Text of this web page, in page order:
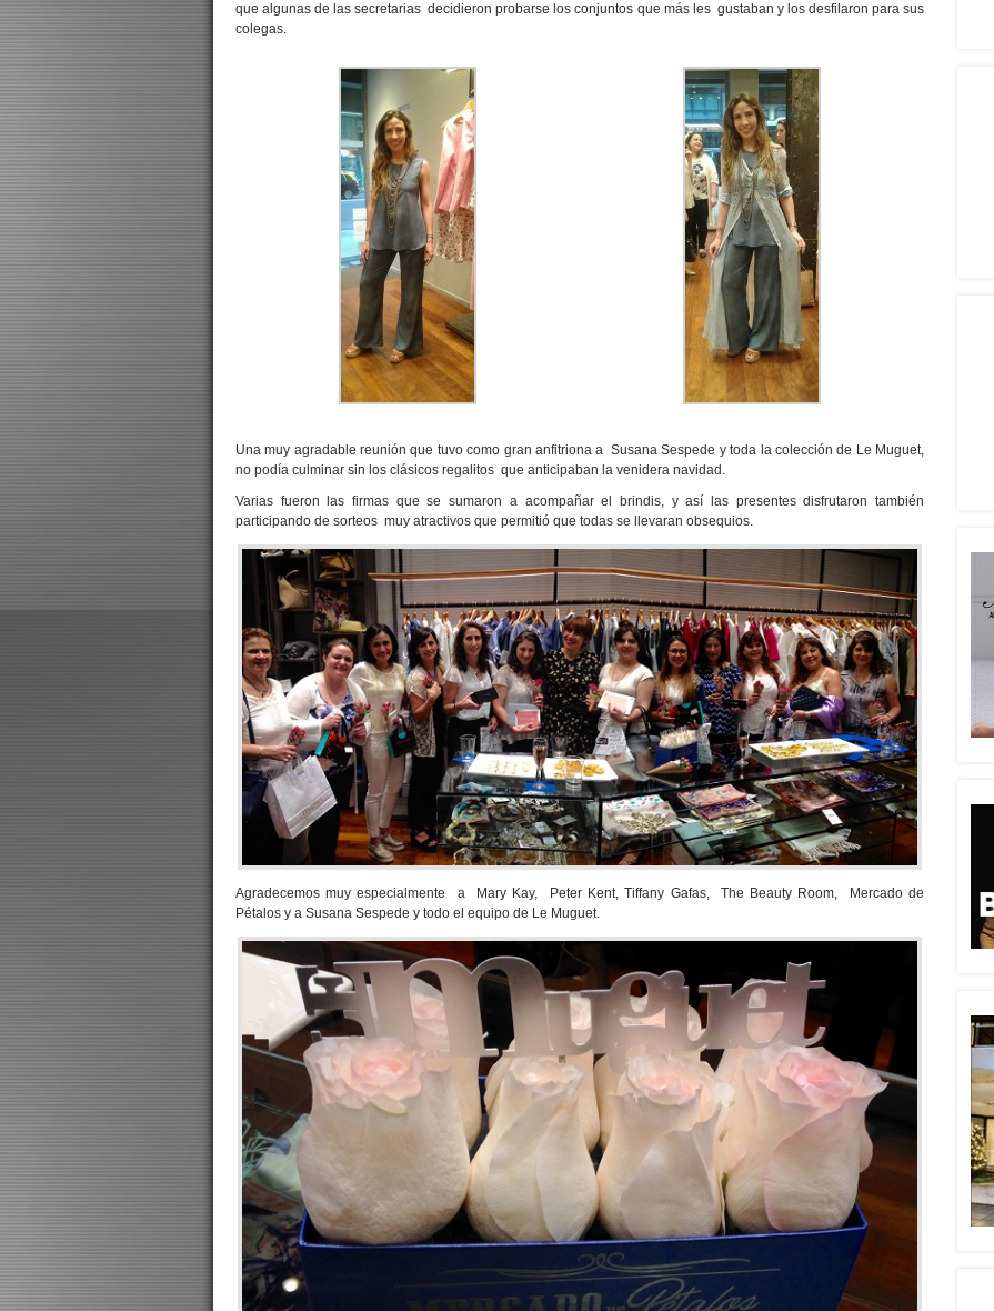
que algunas de las secretarias decidieron probarse los conjuntos que más les gustaban y los desfilaron para sus
colegas.
Una muy agradable reunión que tuvo como gran anfitriona a Susana Sespede y toda la colección de Le Muguet,
no podía culminar sin los clásicos regalitos que anticipaban la venidera navidad.
Varias fueron las firmas que se sumaron a acompañar el brindis, y así las presentes disfrutaron también
participando de sorteos muy atractivos que permitió que todas se llevaran obsequios.
Agradecemos muy especialmente a Mary Kay, Peter Kent, Tiffany Gafas, The Beauty Room, Mercado de
Pétalos y a Susana Sespede y todo el equipo de Le Muguet.